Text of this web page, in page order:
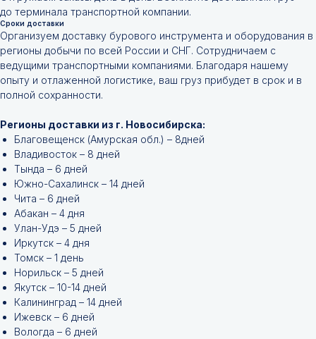
до терминала транспортной компании.
Сроки доставки
Организуем доставку бурового инструмента и оборудования в
регионы добычи по всей России и СНГ. Сотрудничаем с
ведущими транспортными компаниями. Благодаря нашему
опыту и отлаженной логистике, ваш груз прибудет в срок и в
полной сохранности.
Регионы доставки из г. Новосибирска:
Благовещенск (Амурская обл.) – 8дней
Владивосток – 8 дней
Тында – 6 дней
Южно-Сахалинск – 14 дней
Чита – 6 дней
Абакан – 4 дня
Улан-Удэ – 5 дней
Иркутск – 4 дня
Томск – 1 день
Норильск – 5 дней
Якутск – 10-14 дней
Калининград – 14 дней
Ижевск – 6 дней
Вологда – 6 дней